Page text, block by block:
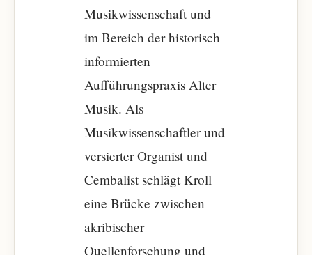
Musikwissenschaft und
im Bereich der historisch
informierten
Aufführungspraxis Alter
Musik. Als
Musikwissenschaftler und
versierter Organist und
Cembalist schlägt Kroll
eine Brücke zwischen
akribischer
Quellenforschung und